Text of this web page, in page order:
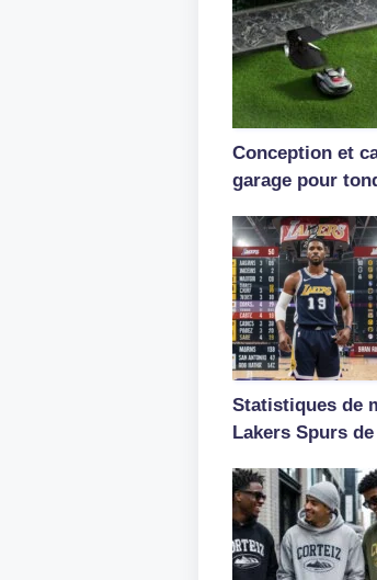
Conception et
garage pour
Statistiques de
Lakers Spurs